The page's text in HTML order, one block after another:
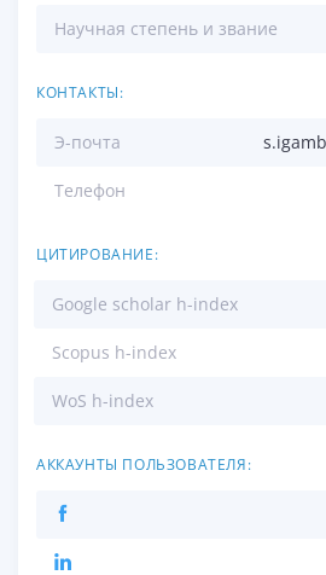
Научная степень и звание
КОНТАКТЫ:
Э-почта
Телефон
ЦИТИРОВАНИЕ:
Google scholar h-index
Scopus h-index
WoS h-index
АККАУНТЫ ПОЛЬЗОВАТЕЛЯ: